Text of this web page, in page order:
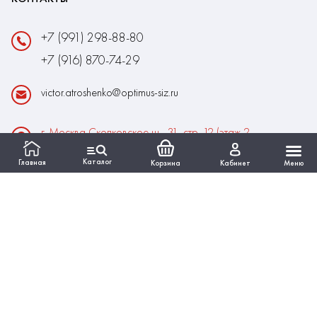
Главная Каталог Корзина Кабинет Меню
+7 (991) 298-88-80
+7 (916) 870-74-29
victor.atroshenko@optimus-siz.ru
г. Москва Сколковское ш., 31, стр. 12 (этаж 2,
помещение 22)
Время работы: